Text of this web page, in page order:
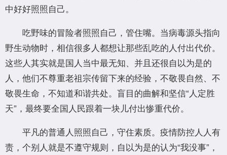
中好好照照自己。
吃野味的冒险者照照自己，管住嘴。当病毒源头指向
野生动物时，相信很多人都想让那些乱吃的人付出代价。
这些人其实就是国人当中最无知、并且还很自以为是的
人，他们不尊重老祖宗传留下来的经验，不敬畏自然、不
敬畏生命，不知道和谐共处。盲目的曲解和坚信“人定胜
天”，最终要全国人民跟着一块儿付出惨重代价。
平凡的普通人照照自己，守住素质。疫情防控人人有
责，个别人就是不遵守规则，自以为是的认为“我没事”，